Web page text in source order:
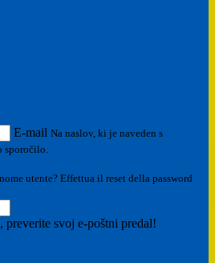
E-mail Na naslov, ki je naveden s
sporočilo.
utente? Effettua il reset della password
preverite svoj e-poštni predal!